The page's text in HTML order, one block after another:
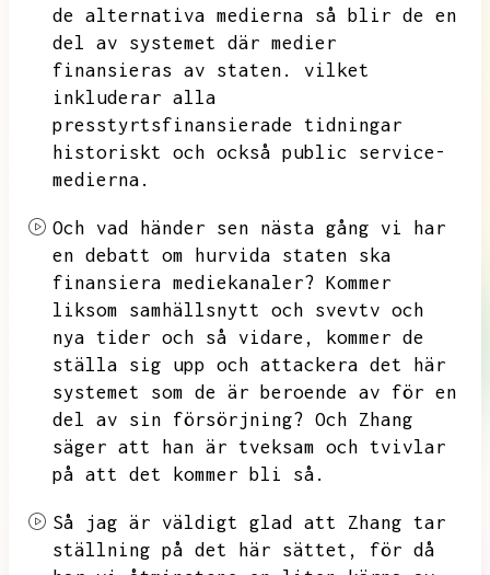
de alternativa medierna så blir de en
del av systemet där medier
finansieras av staten.
vilket
inkluderar alla
presstyrtsfinansierade tidningar
historiskt och också public service-
medierna.
Och vad händer sen nästa gång vi har
en debatt om hurvida staten ska
finansiera mediekanaler? Kommer
liksom samhällsnytt och svevtv och
nya tider och så vidare,
kommer de
ställa sig upp och attackera det här
systemet som de är beroende av för en
del av sin försörjning? Och Zhang
säger att han är tveksam och tvivlar
på att det kommer bli så.
Så jag är väldigt glad att Zhang tar
ställning på det här sättet,
för då